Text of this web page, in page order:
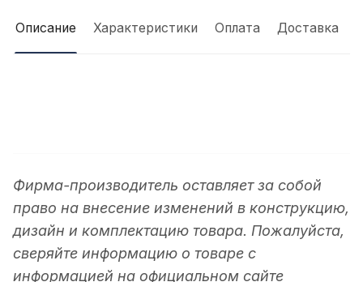
Описание Характеристики Оплата Доставка
Фирма-производитель оставляет за собой
право на внесение изменений в конструкцию,
дизайн и комплектацию товара. Пожалуйста,
сверяйте информацию о товаре с
информацией на официальном сайте